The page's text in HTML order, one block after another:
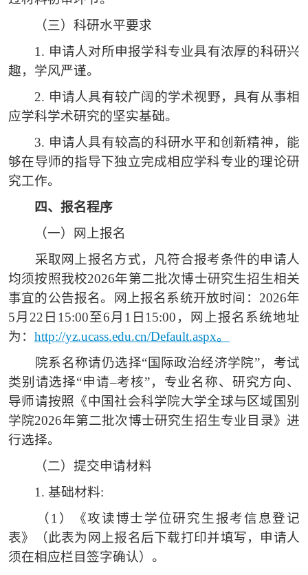
（三） 科研水平要求
1. 申请人对所申报学科专业具有浓厚的科研兴
趣，学风严谨。
2. 申请人具有较广阔的学术视野，具有从事相
应学科学术研究的坚实基础。
3. 申请人具有较高的科研水平和创新精神，能
够在导师的指导下独立完成相应学科专业的理论研
究工作。
四、 报名程序
（一）
网上报名
采取网上报名方式，凡符合报考条件的申请人
均须按照我校2026年第二批次博士研究生招生相关
事宜的公告报名。网上报名系统开放时间：2026年
5月22日15:00至6月1日15:00，网上报名系统地址
为： http://yz.ucass.edu.cn/Default.aspx。
院系名称请仍选择“国际政治经济学院”，考试
类别请选择“申请–考核”，专业名称、研究方向、
导师请按照《中国社会科学院大学全球与区域国别
学院2026年第二批次博士研究生招生专业目录》进
行选择。
（二） 提交申请材料
1. 基础材料:
（1）
《攻读博士学位研究生报考信息登记
表》（此表为网上报名后下载打印并填写，申请人
须在相应栏目签字确认）。